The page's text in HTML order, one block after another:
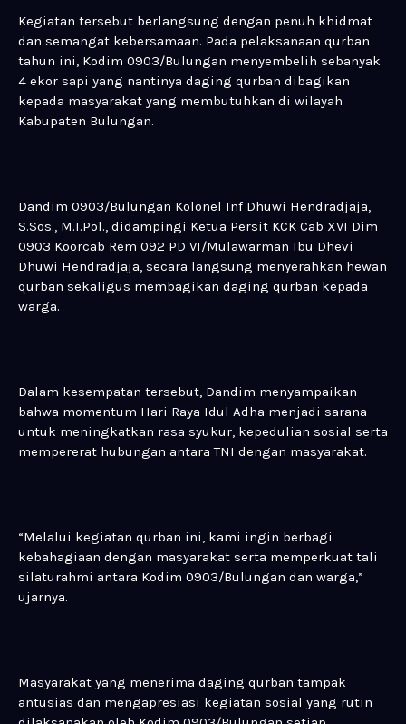
Kegiatan tersebut berlangsung dengan penuh khidmat
dan semangat kebersamaan. Pada pelaksanaan qurban
tahun ini, Kodim 0903/Bulungan menyembelih sebanyak
4 ekor sapi yang nantinya daging qurban dibagikan
kepada masyarakat yang membutuhkan di wilayah
Kabupaten Bulungan.
Dandim 0903/Bulungan Kolonel Inf Dhuwi Hendradjaja,
S.Sos., M.I.Pol., didampingi Ketua Persit KCK Cab XVI Dim
0903 Koorcab Rem 092 PD VI/Mulawarman Ibu Dhevi
Dhuwi Hendradjaja, secara langsung menyerahkan hewan
qurban sekaligus membagikan daging qurban kepada
warga.
Dalam kesempatan tersebut, Dandim menyampaikan
bahwa momentum Hari Raya Idul Adha menjadi sarana
untuk meningkatkan rasa syukur, kepedulian sosial serta
mempererat hubungan antara TNI dengan masyarakat.
“Melalui kegiatan qurban ini, kami ingin berbagi
kebahagiaan dengan masyarakat serta memperkuat tali
silaturahmi antara Kodim 0903/Bulungan dan warga,”
ujarnya.
Masyarakat yang menerima daging qurban tampak
antusias dan mengapresiasi kegiatan sosial yang rutin